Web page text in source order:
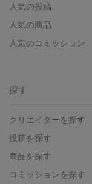
人気の投稿
人気の商品
人気のコミッション
探す
クリエイターを探す
投稿を探す
商品を探す
コミッションを探す